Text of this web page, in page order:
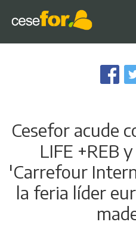
Cesefor acude
LIFE +REB
'Carrefour
la feria líder